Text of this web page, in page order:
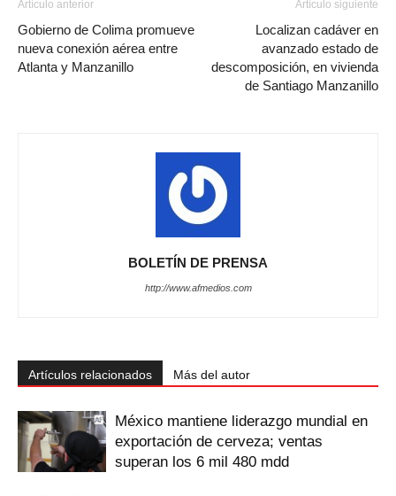
Artículo anterior
Gobierno de Colima promueve
nueva conexión aérea entre
Atlanta y Manzanillo
Artículo siguiente
Localizan cadáver en
avanzado estado de
descomposición, en vivienda
de Santiago Manzanillo
BOLETÍN DE PRENSA
http://www.afmedios.com
Artículos relacionados Más del autor
México mantiene liderazgo mundial en
exportación de cerveza; ventas
superan los 6 mil 480 mdd